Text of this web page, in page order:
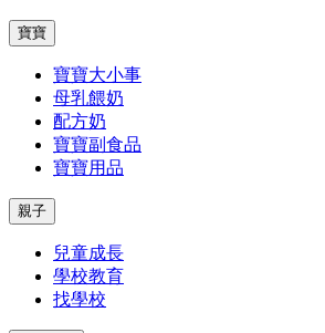
寶寶
寶寶大小事
母乳餵奶
配方奶
寶寶副食品
寶寶用品
親子
兒童成長
學校教育
找學校